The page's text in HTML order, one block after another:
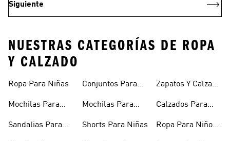
Siguiente
NUESTRAS CATEGORÍAS DE ROPA
Y CALZADO
Ropa Para Niñas
Mochilas Para
Sandalias Para
Conjuntos Para
Mochilas Para
Shorts Para Niñas
Zapatos Y Calzado
Calzados Para
Ropa Para Niños